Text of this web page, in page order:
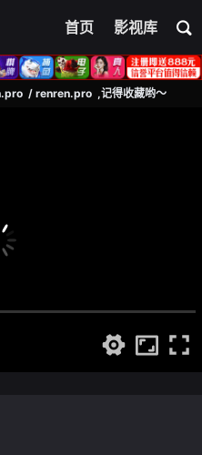
首页 影视库
/ renren.pro ,记得收藏哟～